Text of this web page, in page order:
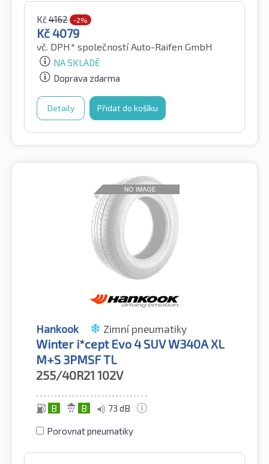
Kč4162 -2%
Kč4079
vč. DPH* společností Auto-Raifen GmbH
NA SKLADĚ
Doprava zdarma
Detaily Přidat do košíku
Hankook Zimní pneumatiky
Winter i*cept Evo 4 SUV W340A XL
M+S 3PMSF TL
255/40R21 102V
B B 73 dB
Porovnat pneumatiky